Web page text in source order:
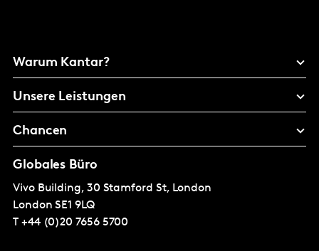
Warum Kantar?
Unsere Leistungen
Chancen
Globales Büro
Vivo Building, 30 Stamford St, London
London SE1 9LQ
T +44 (0)20 7656 5700